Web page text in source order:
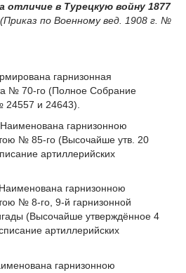
отличие в Турецкую войну 1877
(Приказ по Военному вед. 1908 г. №
гарнизонная
№ 70-го (Полное Собрание
и 24643).
гарнизонною
№ 85-го (Высочайше утв. 20
артиллерийских
гарнизонною
№ 8-го, 9-й гарнизонной
(Высочайше утверждённое 4
артиллерийских
гарнизонною